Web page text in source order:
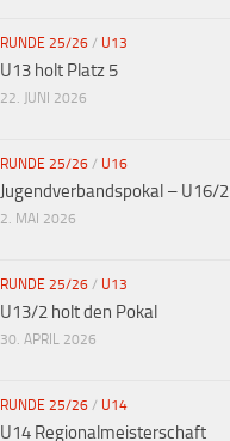
RUNDE 25/26 / U13
U13 holt Platz 5
22. JUNI 2026
RUNDE 25/26 / U16
Jugendverbandspokal – U16/2
2. MAI 2026
RUNDE 25/26 / U13
U13/2 holt den Pokal
30. APRIL 2026
RUNDE 25/26 / U14
U14 Regionalmeisterschaft